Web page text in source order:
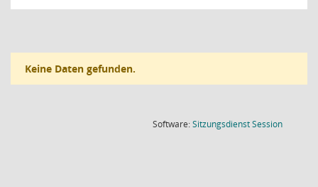
Keine Daten gefunden.
Software:SitzungsdienstSession(Wird in